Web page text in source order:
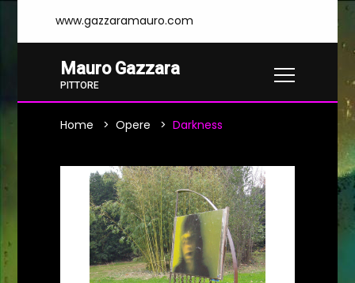
www.gazzaramauro.com
Mauro Gazzara
PITTORE
Home Opere Darkness